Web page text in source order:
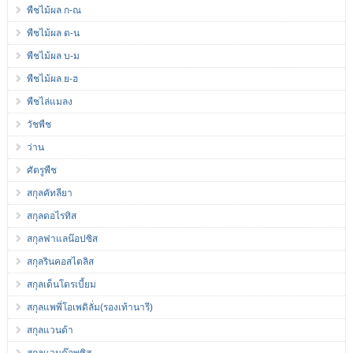
พืชไม้ผล ก-ณ
พืชไม้ผล ด-น
พืชไม้ผล บ-ม
พืชไม้ผล ย-ฮ
พืชไล่แมลง
วัชพืช
ว่าน
ศัตรูพืช
สกุลคัทลียา
สกุลดอไรทิส
สกุลฟาแลน๊อปซิส
สกุลรินคอสไตลิส
สกุลเด็นโดรเบี้ยม
สกุลแพพี่โอเพดิลั่ม(รองเท้านารี)
สกุลแวนด้า